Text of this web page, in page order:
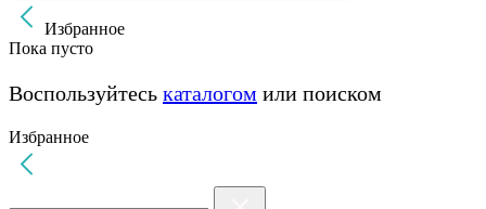
Избранное
Пока пусто
Воспользуйтесь каталогом или поиском
Избранное